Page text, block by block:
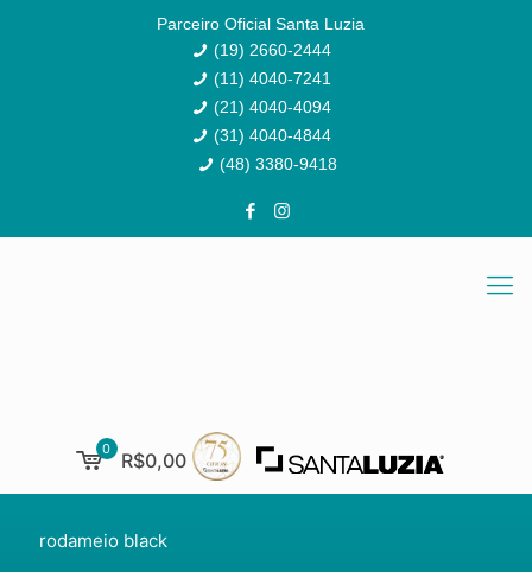
Parceiro Oficial Santa Luzia
(19) 2660-2444
(11) 4040-7241
(21) 4040-4094
(31) 4040-4844
(48) 3380-9418
0 R$0,00
rodameio black